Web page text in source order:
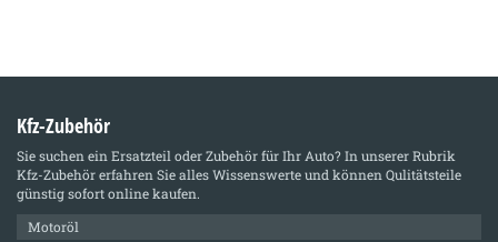
Kfz-Zubehör
Sie suchen ein Ersatzteil oder Zubehör für Ihr Auto? In unserer Rubrik
Kfz-Zubehörerfahren Sie alles Wissenswerte und können Qulitätsteile
günstig sofort online kaufen.
Motoröl